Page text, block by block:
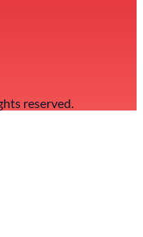
reserved.